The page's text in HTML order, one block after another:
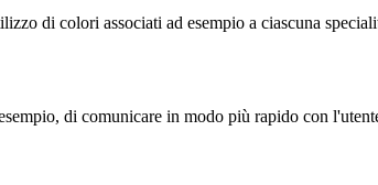
di colori associati ad esempio a ciascuna
di comunicare in modo più rapido con